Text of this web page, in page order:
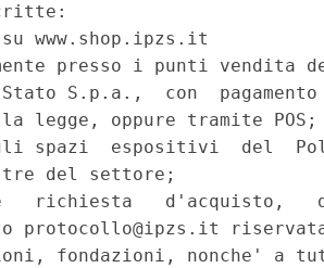
www.shop.ipzs.it
presso i punti vendita
Stato S.p.a.,  con
legge, oppure tramite
spazi  espositivi  del
del settore;
richiesta   d'acquisto,
protocollo@ipzs.it
fondazioni, nonche'